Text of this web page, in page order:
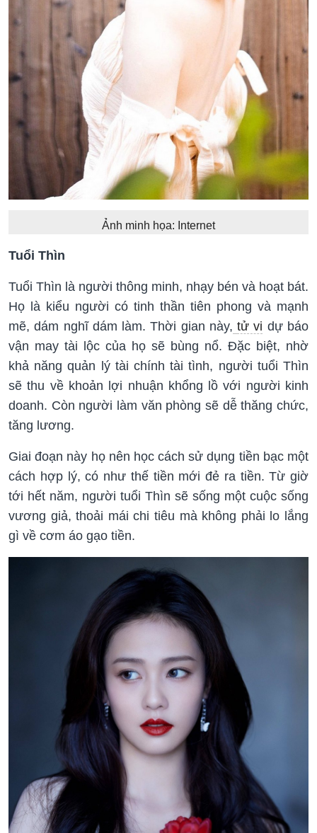
Ảnh minh họa: Internet
Tuổi Thìn
Tuổi Thìn là người thông minh, nhạy bén và hoạt bát.
Họ là kiểu người có tinh thần tiên phong và mạnh
mẽ, dám nghĩ dám làm. Thời gian này, tử vi dự báo
vận may tài lộc của họ sẽ bùng nổ. Đặc biệt, nhờ
khả năng quản lý tài chính tài tình, người tuổi Thìn
sẽ thu về khoản lợi nhuận khổng lồ với người kinh
doanh. Còn người làm văn phòng sẽ dễ thăng chức,
tăng lương.
Giai đoạn này họ nên học cách sử dụng tiền bạc một
cách hợp lý, có như thế tiền mới đẻ ra tiền. Từ giờ
tới hết năm, người tuổi Thìn sẽ sống một cuộc sống
vương giả, thoải mái chi tiêu mà không phải lo lắng
gì về cơm áo gạo tiền.